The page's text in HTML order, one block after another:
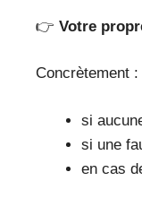
👉 Votre
Concrètement :
si
si une
en cas